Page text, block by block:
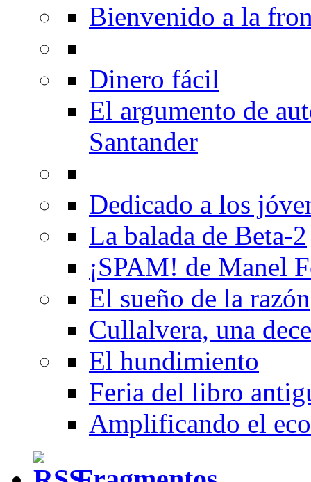
Bienvenido a la
Dinero fácil
El argumento de
Santander
Dedicado a los
La balada de Beta-2
¡SPAM! de Manel
El sueño de la razón
Cullalvera, una
El hundimiento
Feria del libro
Amplificando el